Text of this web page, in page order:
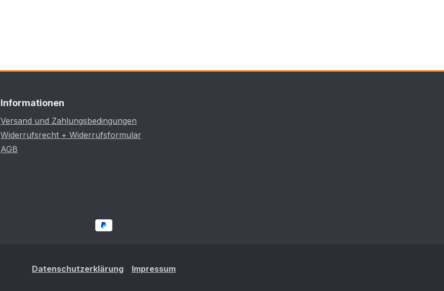
Informationen
Versand und Zahlungsbedingungen
Widerrufsrecht + Widerrufsformular
AGB
Datenschutzerklärung Impressum